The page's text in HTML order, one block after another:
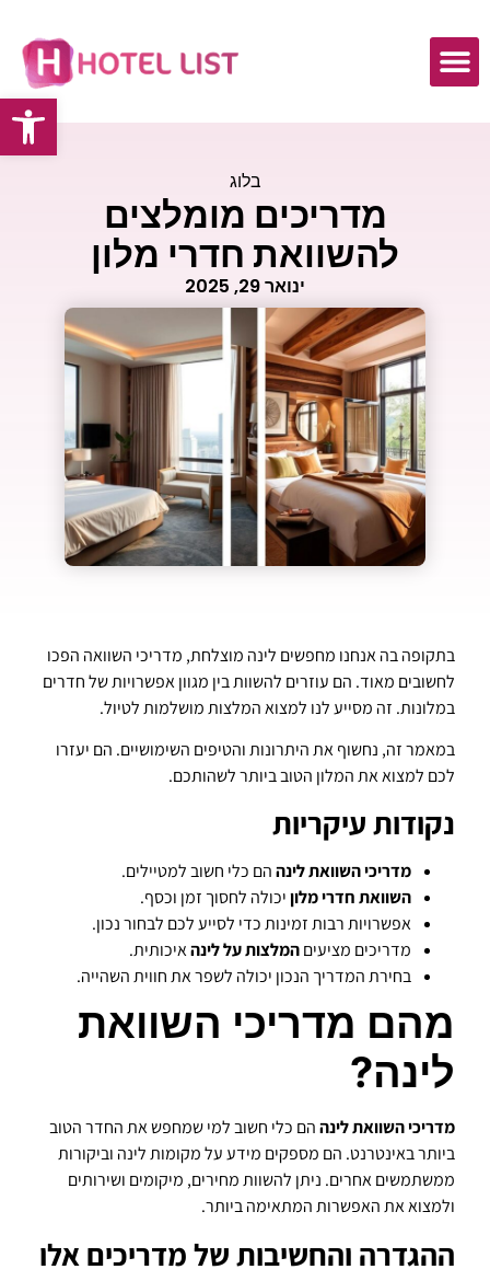
בלוג
מדריכים מומלצים
להשוואת חדרי מלון
ינואר 29, 2025
בתקופה בה אנחנו מחפשים לינה מוצלחת, מדריכי השוואה הפכו
לחשובים מאוד. הם עוזרים להשוות בין מגוון אפשרויות של חדרים
במלונות. זה מסייע לנו למצוא המלצות מושלמות לטיול.
במאמר זה, נחשוף את היתרונות והטיפים השימושיים. הם יעזרו
לכם למצוא את המלון הטוב ביותר לשהותכם.
נקודות עיקריות
מדריכי השוואת לינההם כלי חשוב למטיילים.
השוואת חדרי מלוןיכולה לחסוך זמן וכסף.
אפשרויות רבות זמינות כדי לסייע לכם לבחור נכון.
מדריכים מציעיםהמלצות על לינהאיכותית.
בחירת המדריך הנכון יכולה לשפר את חווית השהייה.
מהם מדריכי השוואת
לינה?
מדריכי השוואת לינההם כלי חשוב למי שמחפש את החדר הטוב
ביותר באינטרנט. הם מספקים מידע על מקומות לינה וביקורות
ממשתמשים אחרים. ניתן להשוות מחירים, מיקומים ושירותים
ולמצוא את האפשרות המתאימה ביותר.
ההגדרה והחשיבות של מדריכים אלו